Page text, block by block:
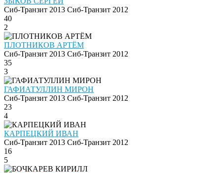
Сиб-Транзит 2013 Сиб-Транзит 2012
40
2
ПЛОТНИКОВ АРТЁМ
Сиб-Транзит 2013 Сиб-Транзит 2012
35
3
ГАФИАТУЛЛИН МИРОН
Сиб-Транзит 2013 Сиб-Транзит 2012
23
4
КАРПЕЦКИЙ ИВАН
Сиб-Транзит 2013 Сиб-Транзит 2012
16
5